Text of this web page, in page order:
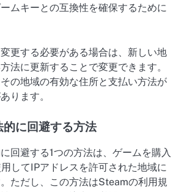
ムキーとの互換性を確保するために
更する必要がある場合は、新しい地
法に更新することで変更できます。
の地域の有効な住所と支払い方法が
ります。
に回避する方法
回避する1つの方法は、ゲームを購入
してIPアドレスを許可された地域に
ただし、この方法はSteamの利用規